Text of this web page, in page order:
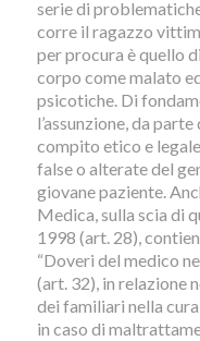
serie di
corre il ragazzo
per procura è quello
corpo come malato
psicotiche. Di
l’assunzione, da
compito etico e
false o alterate del
giovane paziente.
Medica, sulla scia di
1998 (art. 28),
“Doveri del medico
(art. 32), in relazione
dei familiari nella
in caso di